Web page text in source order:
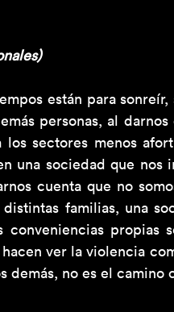
están para
personas, al
sectores menos
una sociedad que nos
cuenta que no
familias, una
propias
ver la violencia
demás, no es el camino